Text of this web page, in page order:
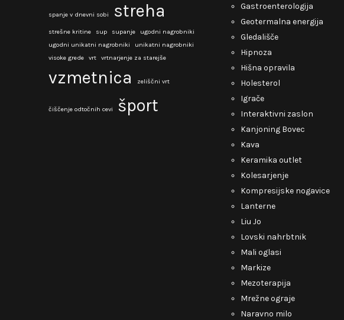
spanje v dnevni sobi streha
strešne kritine sup supanje
ugodni nagrobniki
ugodni unikatni nagrobniki
unikatni nagrobniki
visoke grede
vrt vrtnarjenje za starejše
vzmetnica zeliščni vrt
čiščenje odtočnih cevi šport
Gastroenterologija
Geotermalna energija
Gledališče
Hipnoza
Hišna opravila
Holesterol
Igrače
Interaktivni zaslon
Kanjoning Bovec
Kava
Keramika outlet
Kolesarjenje
Kompresijske nogavice
Lanterne
Liu Jo
Lovski nahrbtnik
Mali oglasi
Markize
Mezoterapija
Mrežne ograje
Naravno milo